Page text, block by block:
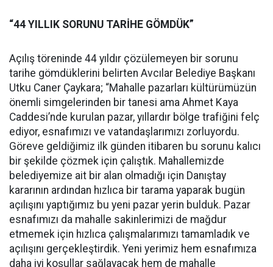
“44 YILLIK SORUNU TARİHE GÖMDÜK”
Açılış töreninde 44 yıldır çözülemeyen bir sorunu
tarihe gömdüklerini belirten Avcılar Belediye Başkanı
Utku Caner Çaykara; “Mahalle pazarları kültürümüzün
önemli simgelerinden bir tanesi ama Ahmet Kaya
Caddesi’nde kurulan pazar, yıllardır bölge trafiğini felç
ediyor, esnafımızı ve vatandaşlarımızı zorluyordu.
Göreve geldiğimiz ilk günden itibaren bu sorunu kalıcı
bir şekilde çözmek için çalıştık. Mahallemizde
belediyemize ait bir alan olmadığı için Danıştay
kararının ardından hızlıca bir tarama yaparak bugün
açılışını yaptığımız bu yeni pazar yerin bulduk. Pazar
esnafımızı da mahalle sakinlerimizi de mağdur
etmemek için hızlıca çalışmalarımızı tamamladık ve
açılışını gerçekleştirdik. Yeni yerimiz hem esnafımıza
daha iyi koşullar sağlayacak hem de mahalle